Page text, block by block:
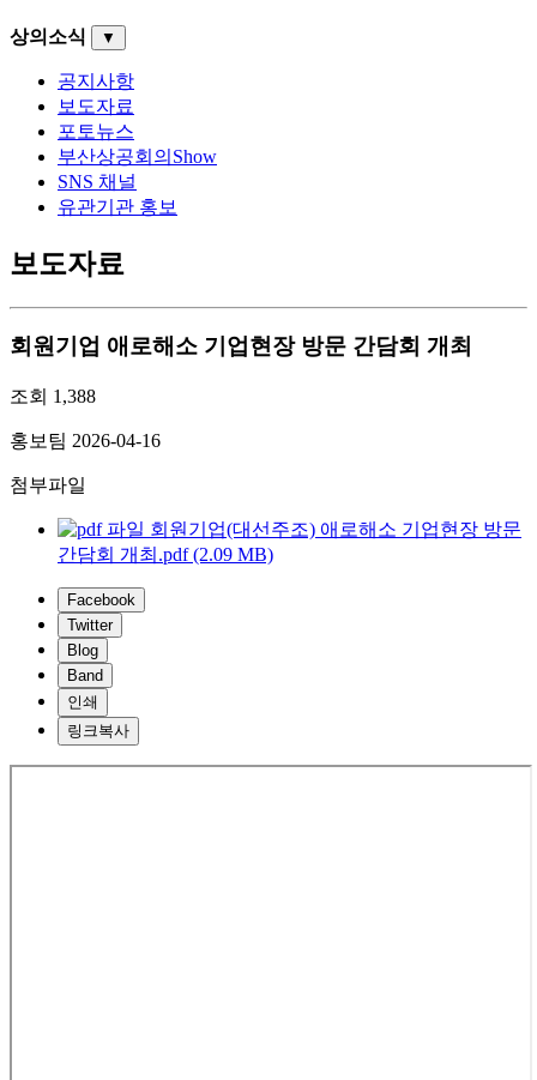
상의소식 ▼
공지사항
보도자료
포토뉴스
부산상공회의Show
SNS 채널
유관기관 홍보
보도자료
회원기업 애로해소 기업현장 방문 간담회 개최
조회 1,388
홍보팀 2026-04-16
첨부파일
회원기업(대선주조) 애로해소 기업현장 방문
간담회 개최.pdf (2.09 MB)
Facebook
Twitter
Blog
Band
인쇄
링크복사